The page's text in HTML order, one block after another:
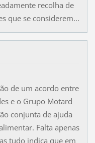
recolha de
que se considerem...
de um acordo entre
e o Grupo Motard
conjunta de ajuda
Falta apenas
tudo indica que em